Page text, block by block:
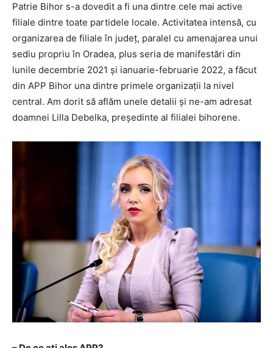
Patrie Bihor s-a dovedit a fi una dintre cele mai active
filiale dintre toate partidele locale. Activitatea intensă, cu
organizarea de filiale în județ, paralel cu amenajarea unui
sediu propriu în Oradea, plus seria de manifestări din
lunile decembrie 2021 și ianuarie-februarie 2022, a făcut
din APP Bihor una dintre primele organizații la nivel
central. Am dorit să aflăm unele detalii și ne-am adresat
doamnei Lilla Debelka, președinte al filialei bihorene.